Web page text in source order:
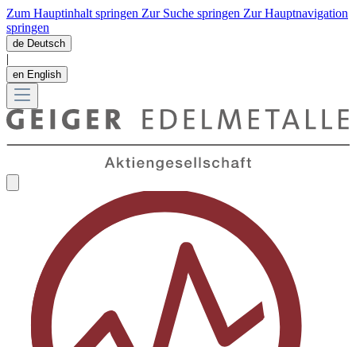
Zum Hauptinhalt springen Zur Suche springen Zur Hauptnavigation
springen
de Deutsch
|
en English